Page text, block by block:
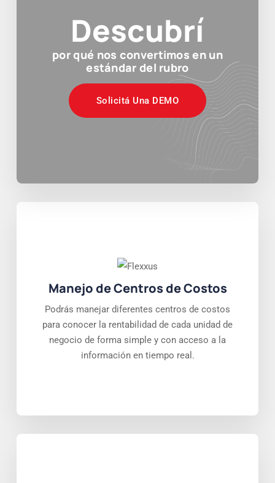
Descubrí
por qué nos convertimos en un
estándar del rubro
Solicitá Una DEMO
Manejo de Centros de Costos
Podrás manejar diferentes centros de costos
para conocer la rentabilidad de cada unidad de
negocio de forma simple y con acceso a la
información en tiempo real.